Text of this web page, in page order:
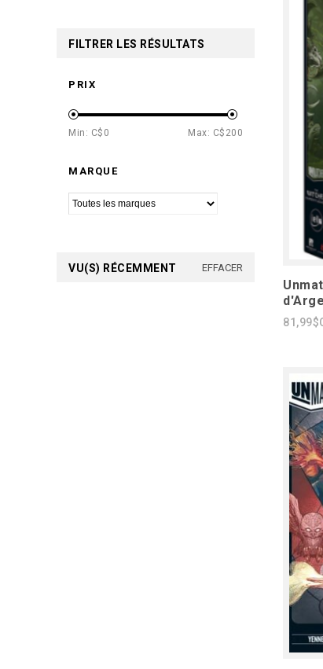
FILTRER LES RÉSULTATS
PRIX
Min: C$ 0 Max: C$ 200
MARQUE
VU(S) RÉCEMMENT EFFACER